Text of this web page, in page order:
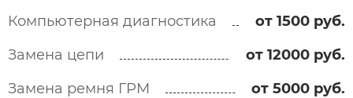
Компьютерная диагностика
от 1500 руб.
Замена цепи
от 12000 руб.
Замена ремня ГРМ
от 5000 руб.